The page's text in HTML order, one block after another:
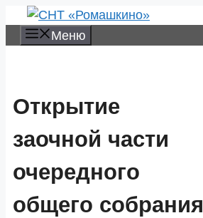
Перейти
Меню
Открытие
заочной части
очередного
общего собрания